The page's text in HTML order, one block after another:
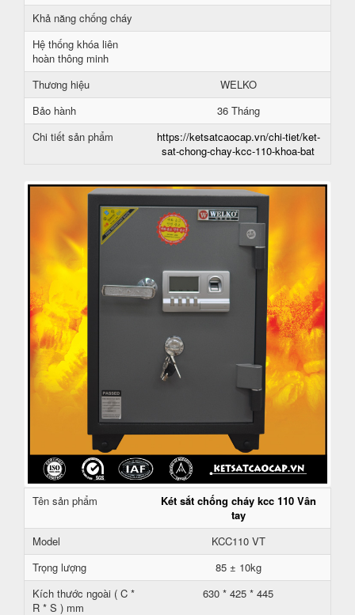
Khả năng chống cháy
Hệ thống khóa liên
hoàn thông minh
Thương hiệu
WELKO
Bảo hành
36 Tháng
Chi tiết sản phẩm
https://ketsatcaocap.vn/chi-tiet/ket-
sat-chong-chay-kcc-110-khoa-bat
Tên sản phẩm
Két sắt chống cháy kcc 110 Vân
tay
Model
KCC110 VT
Trọng lượng
85 ± 10kg
Kích thước ngoài ( C *
R * S ) mm
630 * 425 * 445